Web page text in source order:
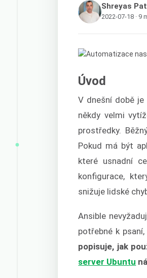
Shreyas
2022-07-18 · 9
Úvod
V dnešní době
někdy velmi
prostředky.
Pokud má být
které usnadní
konfigurace,
snižuje lidské
Ansible
potřebné k
popisuje, jak
server Ubuntu